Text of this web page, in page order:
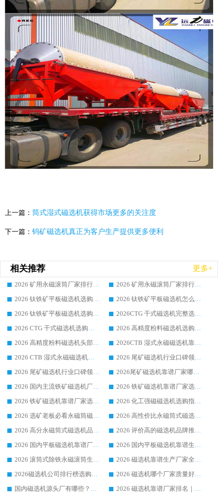
上一篇： 筒式湿式磁选机获得市场更多的关注度
下一篇： 钨矿磁选机真正为客户生产提供更多便利
相关推荐 更多+
2026 矿用永磁滚筒厂家排行榜选购干货指南 行业口碑标杆华体会手机网页版-华体会(中国) 实力出众
2026 矿用永磁滚筒厂家排行榜选购指南，行业口碑领域强者华体会手机网页版-华体会(中国)
2026 钛铁矿平板磁选机选购全攻略 市场公认优质品牌厂家实力排行榜
2026 钛铁矿平板磁选机怎么选 靠谱生产企业实力排行榜选购参考攻略
2026 钛铁矿平板磁选机选购指南 行业口碑优选品牌生产企业实力排行榜
2026CTG 干式磁选机完整选购指南 行业口碑顶尖靠谱生产龙头厂家实力推荐
2026 CTG 干式磁选机选购指南|行业口碑靠谱生产厂家领域强者推荐
2026 高精度粉料磁选机选购全攻略 行业优质品牌华体会手机网页版-华体会(中国) 实力深度解析
2026 高精度粉料磁选机头部厂家选购指南 行业口碑靠谱品牌推荐 领域强者华体会手机网页版-华体会(中国) 解析
2026CTB 湿式永磁磁选机靠谱厂家实力排行榜 铁矿选矿设备采购全流程选购指南
2026 CTB 湿式永磁磁选机选购指南|行业口碑良好品牌推荐，领域强者华体会手机网页版-华体会(中国)
2026 尾矿磁选机行业口碑领域强者，源头直供国内主流厂家华体会手机网页版-华体会(中国) 一站式服务
2026 尾矿磁选机行业口碑领域强者，源头直供国内主流厂家华体会手机网页版-华体会(中国) 一站式服务
2026尾矿磁选机靠谱厂家哪家好 行业口碑领域强者华体会手机网页版-华体会(中国) 推荐
2026 国内主流铁矿磁选机厂家选购指南|行业口碑好品牌推荐，领域强者华体会手机网页版-华体会(中国)
2026 铁矿磁选机靠谱厂家选购全攻略 行业标杆华体会手机网页版-华体会(中国) 设备性价比出众
2026 铁矿磁选机靠谱厂家选购指南，领域强者华体会手机网页版-华体会(中国) 铁矿磁选机性价比高
2026 化工强磁磁选机选购指南 5 家行业口碑靠谱厂家领域强者推荐
2026 选矿老板必看永磁筒磁选机推荐 行业头部品牌口碑设备选购全攻略
2026 高性价比永磁筒式磁选机品牌盘点 行业强者口碑实测选购完整指南
2026 高分永磁筒式磁选机品牌推荐 选矿设备强者对比测评采购避坑全攻略
2026 评价高的磁选机品牌推荐选购指南，永磁筒式磁选机设备领域强者全景行业口碑解析
2026 国内平板磁选机靠谱厂家排名 行业实测口碑设备按需选购全指南
2026 国内平板磁选机靠谱生产厂家推荐排名|行业口碑选购指南，领域强者按需选设备
2026 滚筒式除铁永磁滚筒生产厂家推荐排名|行业口碑选购指南，领域强者源头厂商精选
2026 磁选机靠谱生产厂家全梳理 分场景选型行业头部品牌选购参考攻略
2026磁选机公司排行榜选购指南|正规源头厂家推荐，领域强者高性价比靠谱信赖品牌
2026 磁选机哪个厂家质量好？十大靠谱磁电企业排名选购指南
国内磁选机源头厂有哪些？2026 综合实力排名与采购避坑技巧
2026 磁选机靠谱厂家排名｜华体会手机网页版-华体会(中国) 高性价比磁选机磁电品牌